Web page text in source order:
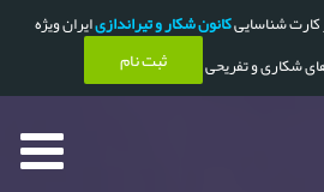
شناساییکانون شکار و تیراندازیایران ویژه
شکاری و تفریحی
ثبت نام